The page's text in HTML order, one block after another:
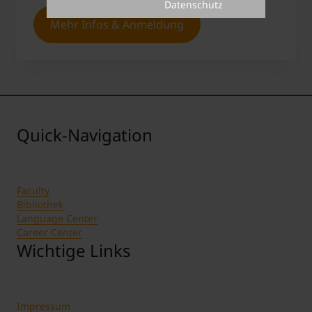
Mehr Infos & Anmeldung
Quick-Navigation
Faculty
Bibliothek
Language Center
Career Center
Wichtige Links
Impressum
Datenschutz